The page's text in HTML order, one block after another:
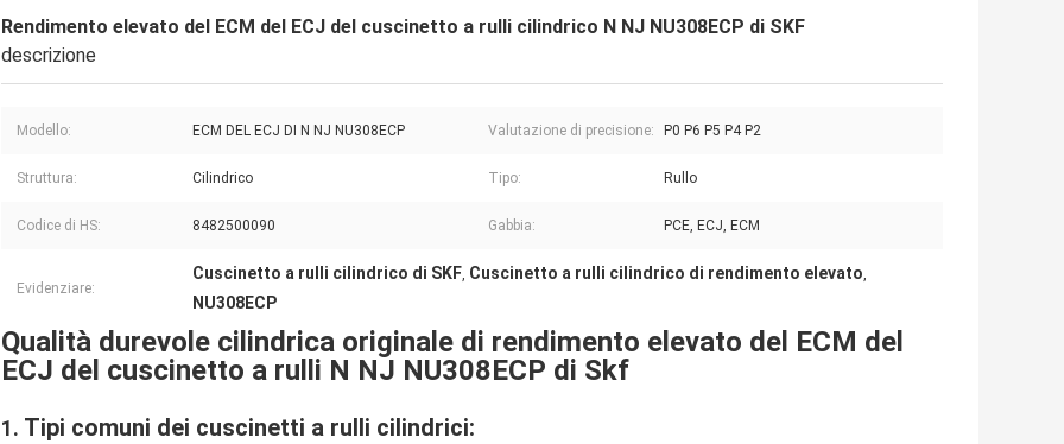
Rendimento elevato del ECM del ECJ del cuscinetto a rulli cilindrico N NJ NU308ECP di SKF
descrizione
Modello: ECM DEL ECJ DI N NJ NU308ECP Valutazione di precisione: P0 P6 P5 P4 P2
Struttura: Cilindrico Tipo: Rullo
Codice di HS: 8482500090 Gabbia: PCE, ECJ, ECM
Evidenziare:
Cuscinetto a rulli cilindrico di SKF, Cuscinetto a rulli cilindrico di rendimento elevato,
NU308ECP
Qualità durevole cilindrica originale di rendimento elevato del ECM del
ECJ del cuscinetto a rulli N NJ NU308ECP di Skf
1. Tipi comuni dei cuscinetti a rulli cilindrici: